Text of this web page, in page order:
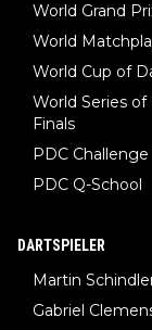
World Grand
World
World Cup of
World Series of
Finals
PDC Challenge
PDC Q-School
DARTSPIELER
Martin
Gabriel